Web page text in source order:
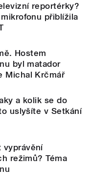
reportérky?
přiblížila
Hostem
byl matador
Michal Krčmář
a kolik se do
uslyšíte v Setkání
vyprávění
režimů? Téma